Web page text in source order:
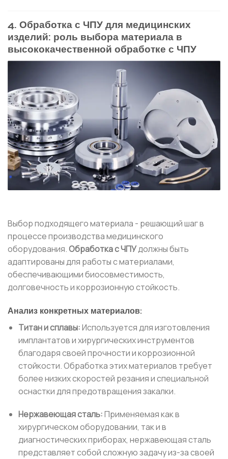
4. Обработка с ЧПУ для медицинских
изделий: роль выбора материала в
высококачественной обработке с ЧПУ
Выбор подходящего материала - решающий шаг в
процессе производства медицинского
оборудования.Обработка с ЧПУдолжны быть
адаптированы для работы с материалами,
обеспечивающими биосовместимость,
долговечность и коррозионную стойкость.
Анализ конкретных материалов:
Титан и сплавы:Используется для изготовления
имплантатов и хирургических инструментов
благодаря своей прочности и коррозионной
стойкости. Обработка этих материалов требует
более низких скоростей резания и специальной
оснастки для предотвращения закалки.
Нержавеющая сталь:Применяемая как в
хирургическом оборудовании, так и в
диагностических приборах, нержавеющая сталь
представляет собой сложную задачу из-за своей